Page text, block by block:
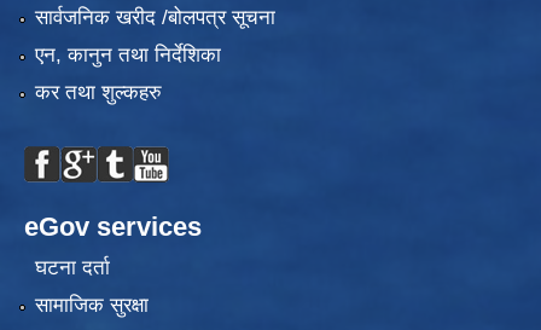
सार्वजनिक खरीद /बोलपत्र सूचना
एन, कानुन तथा निर्देशिका
कर तथा शुल्कहरु
eGov services
घटना दर्ता
सामाजिक सुरक्षा